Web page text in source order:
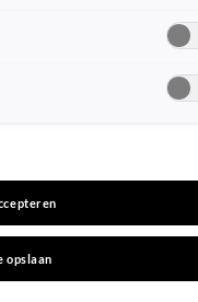
steekt
de riem
opslaan